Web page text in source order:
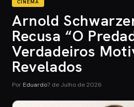
CINEMA
Arnold
Recusa “O
Verdadeiros
Revelados
Por Eduardo7 de Julho de 2026